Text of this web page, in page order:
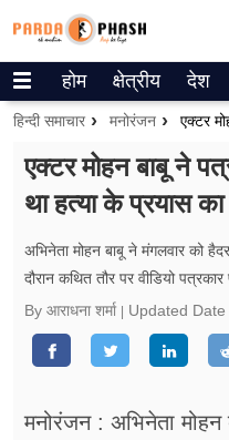
Trending on Google
वेब स्टोरीज
उत्तर प्रदेश
गैलरी
वीडियो
होम क्षेत्रीय देश
हिन्दी समाचार मनोरंजन
एक्टर मोहन बाबू ने
था हत्या के प्रयास
अभिनेता मोहन बाबू ने मंगलवार को
दौरान कथित तौर पर वीडियो
By आराधना शर्मा
Updated Date
मनोरंजन : अभिनेता मोहन